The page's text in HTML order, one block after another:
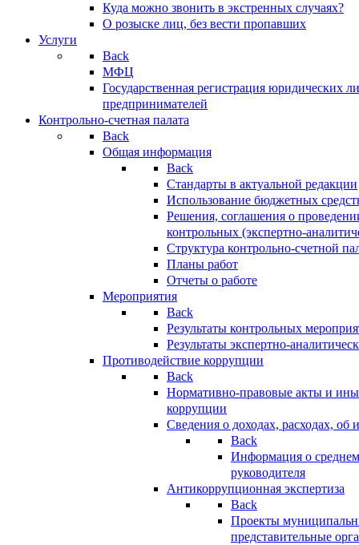
Куда можно звонить в экстренных случаях?
О розыске лиц, без вести пропавших
Услуги
Back
МФЦ
Государственная регистрация юридических
предпринимателей
Контрольно-счетная палата
Back
Общая информация
Back
Стандарты в актуальной редакции
Использование бюджетных
Решения, соглашения о
контрольных (экспертно-
Структура контрольно-счетной
Планы работ
Отчеты о работе
Мероприятия
Back
Результаты контрольных
Результаты экспертно-
Противодействие коррупции
Back
Нормативно-правовые акты и
коррупции
Сведения о доходах, расходах, об
Back
Информация о
руководителя
Антикоррупционная экспертиза
Back
Проекты
представительные